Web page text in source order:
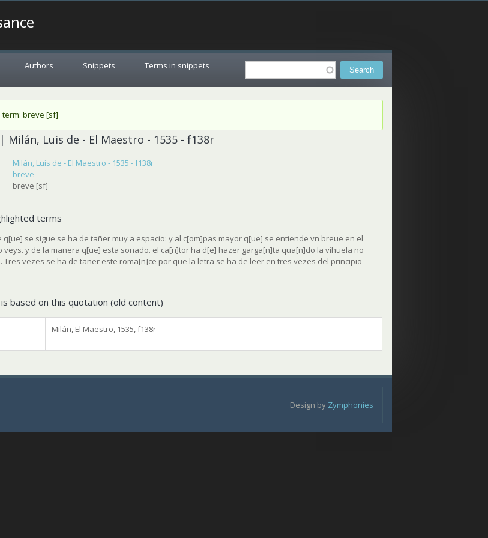
Search
Authors Snippets Terms in snippets
term: breve [sf]
Milán, Luis de - El Maestro - 1535 - f138r
Milán, Luis de - El Maestro - 1535 - f138r
breve
breve [sf]
terms
q[ue] se sigue se ha de tañer muy a espacio: y al c[om]pas mayor q[ue] se entiende vn breue en el
veys. y de la manera q[ue] esta sonado. el ca[n]tor ha d[e] hazer garga[n]ta qua[n]do la vihuela no
Tres vezes se ha de tañer este roma[n]ce por que la letra se ha de leer en tres vezes del principio
based on this quotation (old content)
Milán, El Maestro, 1535, f138r
Design by Zymphonies